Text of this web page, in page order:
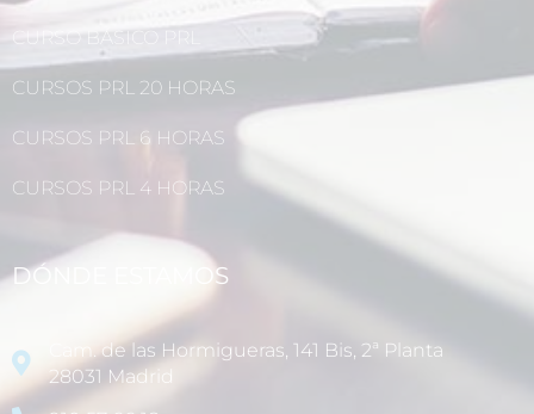
CURSO BÁSICO PRL
CURSOS PRL 20 HORAS
CURSOS PRL 6 HORAS
CURSOS PRL 4 HORAS
DÓNDE ESTAMOS
Cam. de las Hormigueras, 141 Bis, 2ª Planta
28031 Madrid